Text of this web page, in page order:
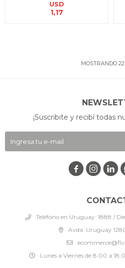
USD
1,17
MOSTRANDO 22
Teléfono en Uruguay: 1888 /
Avda. Uruguay
Lunes a Viernes de 8:00 a
¡Suscribite y recibí todas
  